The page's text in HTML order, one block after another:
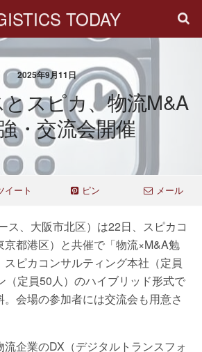
TODAY
2025年9月11日
スピカ、物流M&A
・交流会開催
イート ピン メール
ス、大阪市北区）は22日、スピカコ
京都港区）と共催で「物流×M&A勉
ピカコンサルティング本社（定員
（定員50人）のハイブリッド形式で
会場の参加者には交流会も用意さ
企業のDX（デジタルトランスフォ